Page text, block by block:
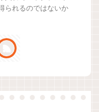
られるのではないか